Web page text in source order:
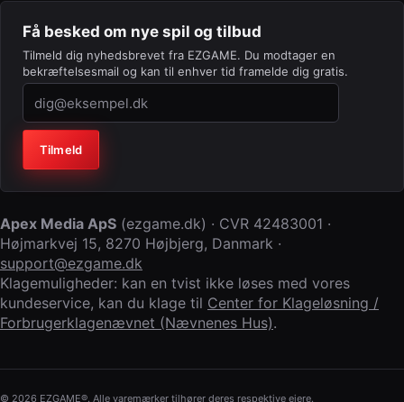
Få besked om nye spil og tilbud
Tilmeld dig nyhedsbrevet fra EZGAME. Du modtager en
bekræftelsesmail og kan til enhver tid framelde dig gratis.
Virksomhed (lad feltet stå tomt)
Tilmeld
Apex Media ApS (ezgame.dk) · CVR 42483001 ·
Højmarkvej 15, 8270 Højbjerg, Danmark ·
support@ezgame.dk
Klagemuligheder: kan en tvist ikke løses med vores
kundeservice, kan du klage til Center for Klageløsning /
Forbrugerklagenævnet (Nævnenes Hus).
© 2026 EZGAME®. Alle varemærker tilhører deres respektive ejere.